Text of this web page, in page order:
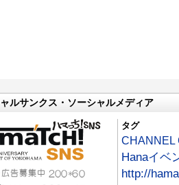
ルサンクス・ソーシャルメディア
タグ
CHANNEL
Hanaイベ
http://